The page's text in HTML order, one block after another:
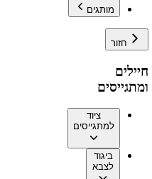
מותגים
חזור
חיילים
ומתגייסים
ציוד
למתגייסים
ביגוד
לצבא